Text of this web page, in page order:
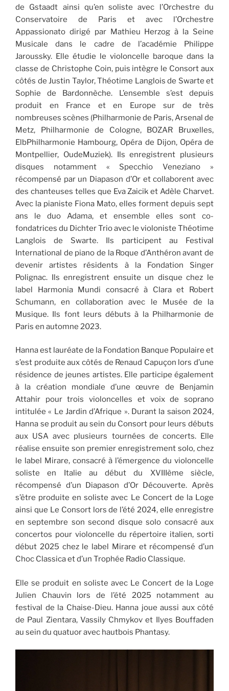
de Gstaadt ainsi qu’en soliste avec l’Orchestre du
Conservatoire de Paris et avec l’Orchestre
Appassionato dirigé par Mathieu Herzog à la Seine
Musicale dans le cadre de l’académie Philippe
Jaroussky. Elle étudie le violoncelle baroque dans la
classe de Christophe Coin, puis intègre le Consort aux
côtés de Justin Taylor, Théotime Langlois de Swarte et
Sophie de Bardonnèche. L’ensemble s’est depuis
produit en France et en Europe sur de très
nombreuses scènes (Philharmonie de Paris, Arsenal de
Metz, Philharmonie de Cologne, BOZAR Bruxelles,
ElbPhilharmonie Hambourg, Opéra de Dijon, Opéra de
Montpellier, OudeMuziek). Ils enregistrent plusieurs
disques notamment « Specchio Veneziano »
récompensé par un Diapason d’Or et collaborent avec
des chanteuses telles que Eva Zaicik et Adèle Charvet.
Avec la pianiste Fiona Mato, elles forment depuis sept
ans le duo Adama, et ensemble elles sont co-
fondatrices du Dichter Trio avec le violoniste Théotime
Langlois de Swarte. Ils participent au Festival
International de piano de la Roque d’Anthéron avant de
devenir artistes résidents à la Fondation Singer
Polignac. Ils enregistrent ensuite un disque chez le
label Harmonia Mundi consacré à Clara et Robert
Schumann, en collaboration avec le Musée de la
Musique. Ils font leurs débuts à la Philharmonie de
Paris en automne 2023.
Hanna est lauréate de la Fondation Banque Populaire et
s’est produite aux côtés de Renaud Capuçon lors d’une
résidence de jeunes artistes. Elle participe également
à la création mondiale d’une œuvre de Benjamin
Attahir pour trois violoncelles et voix de soprano
intitulée « Le Jardin d’Afrique ». Durant la saison 2024,
Hanna se produit au sein du Consort pour leurs débuts
aux USA avec plusieurs tournées de concerts. Elle
réalise ensuite son premier enregistrement solo, chez
le label Mirare, consacré à l’émergence du violoncelle
soliste en Italie au début du XVIIIème siècle,
récompensé d’un Diapason d’Or Découverte. Après
s’être produite en soliste avec Le Concert de la Loge
ainsi que Le Consort lors de l’été 2024, elle enregistre
en septembre son second disque solo consacré aux
concertos pour violoncelle du répertoire italien, sorti
début 2025 chez le label Mirare et récompensé d’un
Choc Classica et d’un Trophée Radio Classique.
Elle se produit en soliste avec Le Concert de la Loge
Julien Chauvin lors de l’été 2025 notamment au
festival de la Chaise-Dieu. Hanna joue aussi aux côté
de Paul Zientara, Vassily Chmykov et Ilyes Bouffaden
au sein du quatuor avec hautbois Phantasy.